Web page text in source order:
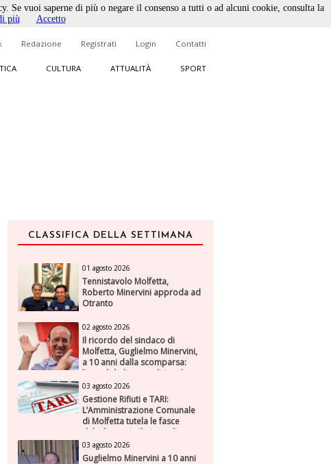
Redazione Registrati Login Contatti
CULTURA ATTUALITÀ SPORT
CLASSIFICA DELLA SETTIMANA
01 agosto 2026
Tennistavolo Molfetta,
Roberto Minervini approda ad
Otranto
02 agosto 2026
Il ricordo del sindaco di
Molfetta, Guglielmo Minervini,
a 10 anni dalla scomparsa:
l'attualità di una politica che
genera futuro
03 agosto 2026
Gestione Rifiuti e TARI:
L’Amministrazione Comunale
di Molfetta tutela le fasce
deboli e avvia il piano di
risanamento per ASM
03 agosto 2026
Guglielmo Minervini a 10 anni
vuoi saperne di più o negare il consenso a tutti o ad alcuni cookie, consulta la
più Accetto